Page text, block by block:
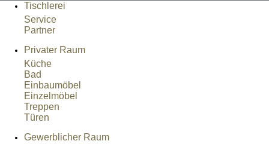
Tischlerei
Service
Partner
Privater Raum
Küche
Bad
Einbaumöbel
Einzelmöbel
Treppen
Türen
Gewerblicher Raum